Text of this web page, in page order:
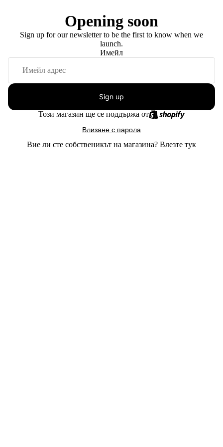
Opening soon
Sign up for our newsletter to be the first to know when we
launch.
Имейл
Sign up
Този магазин ще се поддържа от
Влизане с парола
Вие ли сте собственикът на магазина? Влезте тук